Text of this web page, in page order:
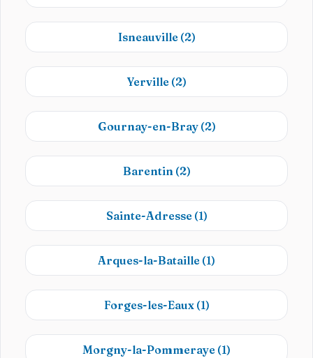
Isneauville (2)
Yerville (2)
Gournay-en-Bray (2)
Barentin (2)
Sainte-Adresse (1)
Arques-la-Bataille (1)
Forges-les-Eaux (1)
Morgny-la-Pommeraye (1)